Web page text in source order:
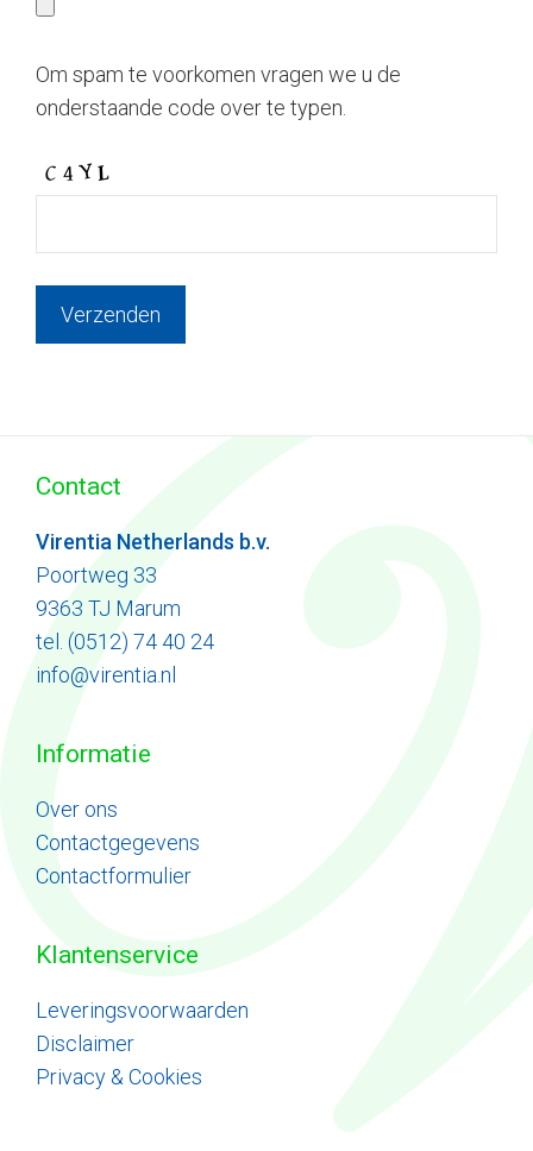
Om spam te voorkomen vragen we u de
onderstaande code over te typen.
Contact
Virentia Netherlands b.v.
Poortweg 33
9363 TJ Marum
tel. (0512) 74 40 24
info@virentia.nl
Informatie
Over ons
Contactgegevens
Contactformulier
Klantenservice
Leveringsvoorwaarden
Disclaimer
Privacy & Cookies